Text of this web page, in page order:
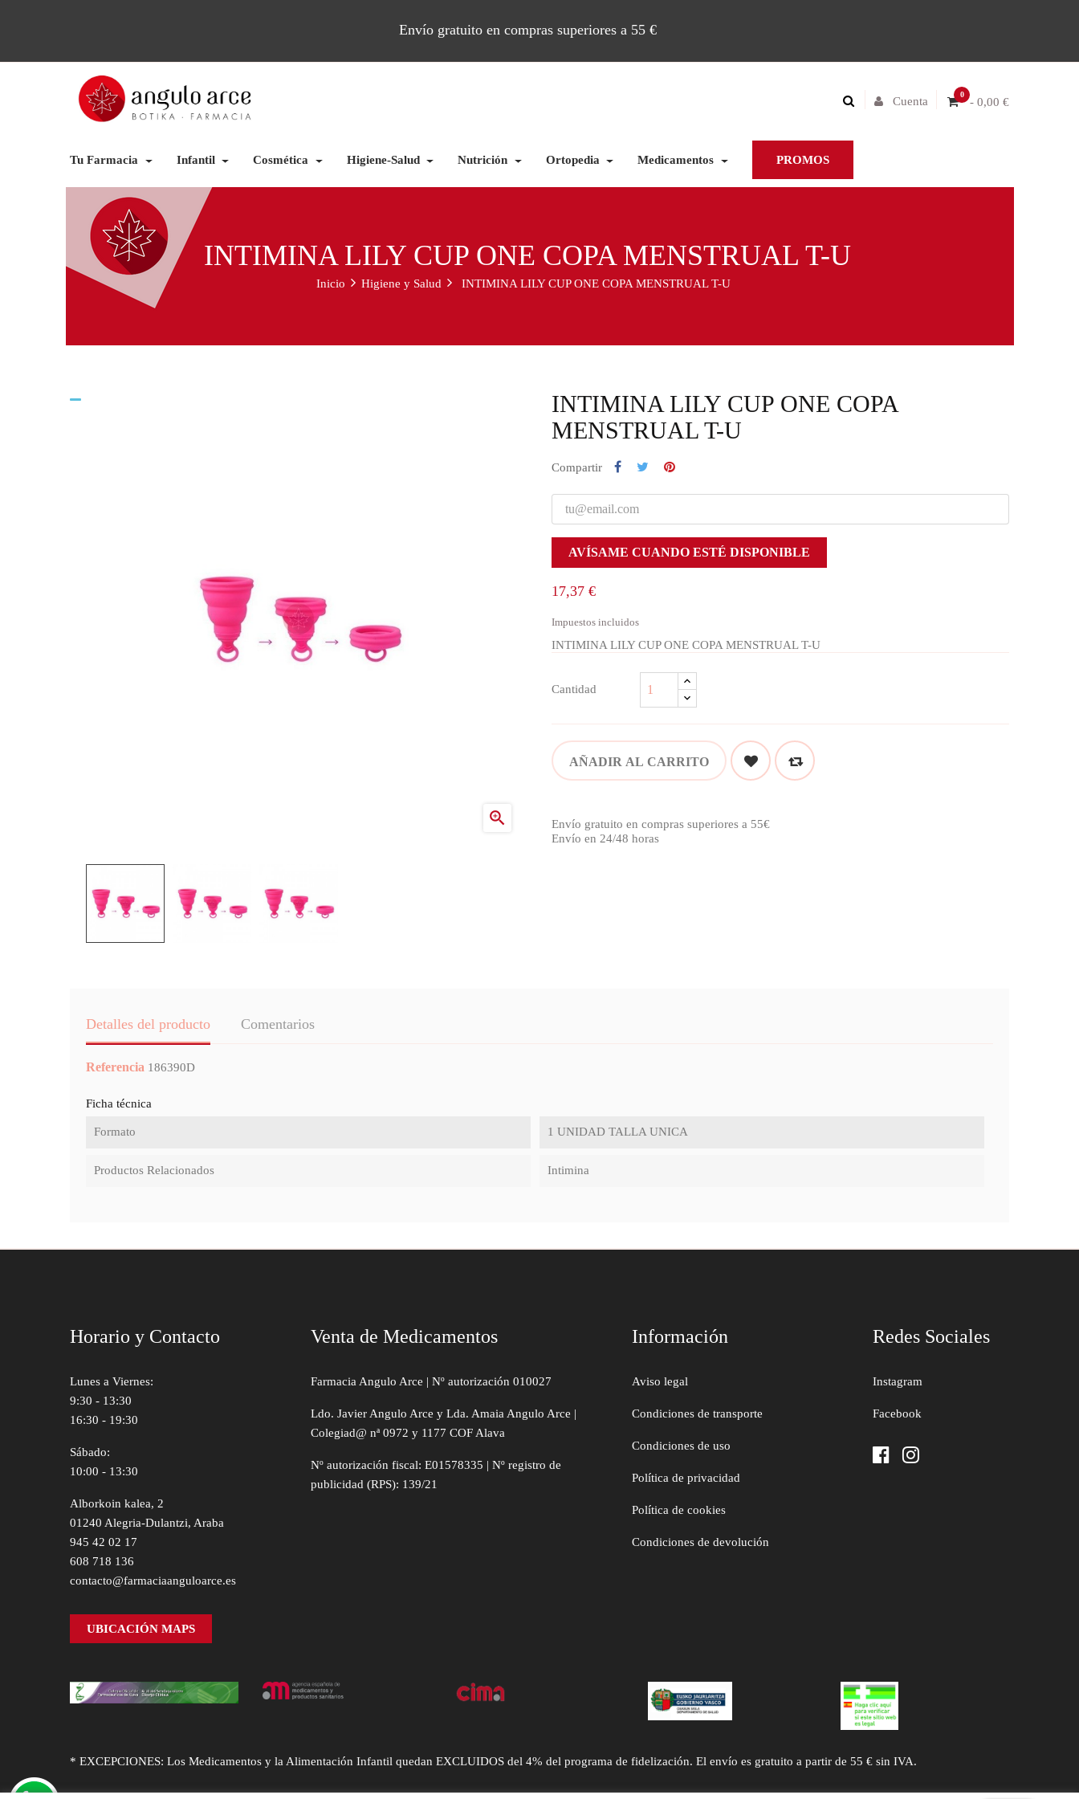
Envío gratuito en compras superiores a 55 €
0
- 0,00 €
Cuenta
Tu Farmacia Infantil Cosmética Higiene-Salud Nutrición Ortopedia Medicamentos PROMOS
INTIMINA LILY CUP ONE COPA MENSTRUAL T-U
Inicio Higiene y Salud INTIMINA LILY CUP ONE COPA MENSTRUAL T-U

INTIMINA LILY CUP ONE COPA
MENSTRUAL T-U
Compartir
AVÍSAME CUANDO ESTÉ DISPONIBLE
17,37 €
Impuestos incluidos
INTIMINA LILY CUP ONE COPA MENSTRUAL T-U
Cantidad
AÑADIR AL CARRITO
Envío gratuito en compras superiores a 55€
Envío en 24/48 horas
Detalles del producto Comentarios
Referencia 186390D
Ficha técnica
Formato 1 UNIDAD TALLA UNICA
Productos Relacionados Intimina
Horario y Contacto
Lunes a Viernes:
9:30 - 13:30
16:30 - 19:30
Sábado:
10:00 - 13:30
Alborkoin kalea, 2
01240 Alegria-Dulantzi, Araba
945 42 02 17
608 718 136
contacto@farmaciaanguloarce.es
UBICACIÓN MAPS
Venta de Medicamentos
Farmacia Angulo Arce | Nº autorización 010027
Ldo. Javier Angulo Arce y Lda. Amaia Angulo Arce |
Colegiad@ nª 0972 y 1177 COF Alava
Nº autorización fiscal: E01578335 | Nº registro de
publicidad (RPS): 139/21
Información
Aviso legal
Condiciones de transporte
Condiciones de uso
Política de privacidad
Política de cookies
Condiciones de devolución
Redes Sociales
Instagram
Facebook
* EXCEPCIONES: Los Medicamentos y la Alimentación Infantil quedan EXCLUIDOS del 4% del programa de fidelización. El envío es gratuito a partir de 55 € sin IVA.